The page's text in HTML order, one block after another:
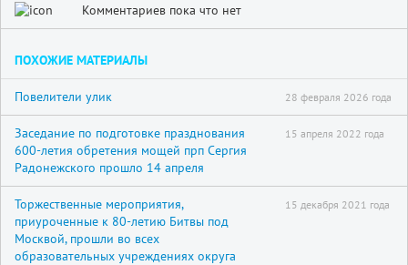
Комментариев пока что нет
ПОХОЖИЕ МАТЕРИАЛЫ
Повелители улик 28 февраля 2026 года
Заседание по подготовке празднования
600-летия обретения мощей прп Сергия
Радонежского прошло 14 апреля
15 апреля 2022 года
Торжественные мероприятия,
приуроченные к 80-летию Битвы под
Москвой, прошли во всех
образовательных учреждениях округа
15 декабря 2021 года